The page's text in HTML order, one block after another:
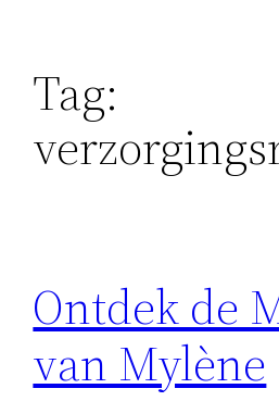
Tag:
Ontdek de
van Mylène